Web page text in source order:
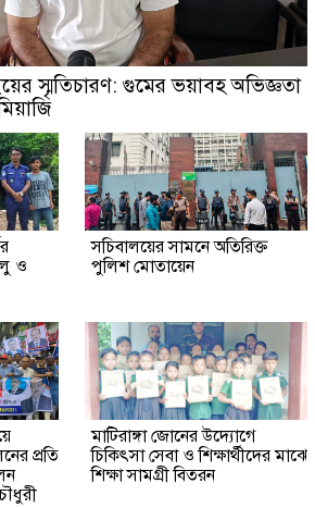
স্মৃতিচারণ: গুমের ভয়াবহ অভিজ্ঞতা
ও
সচিবালয়ের সামনে অতিরিক্ত
পুলিশ মোতায়েন
প্রতি
মাটিরাঙ্গা জোনের উদ্যোগে
চিকিৎসা সেবা ও শিক্ষার্থীদের মাঝে
শিক্ষা সামগ্রী বিতরন